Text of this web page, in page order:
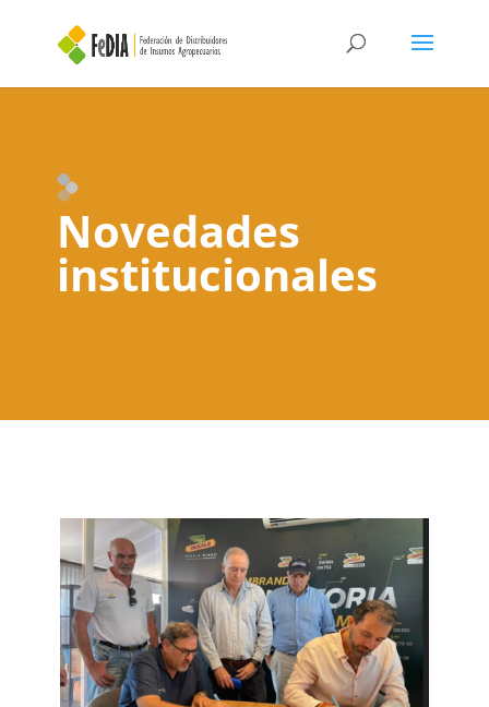
Novedades
institucionales